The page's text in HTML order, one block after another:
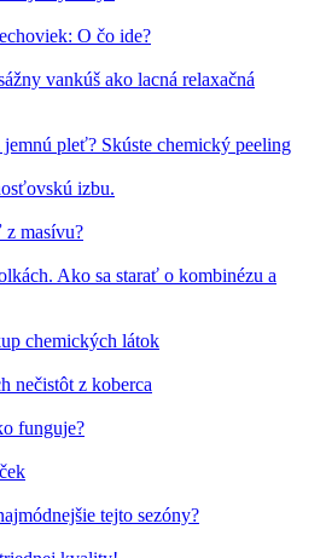
O čo ide?
vankúš ako lacná relaxačná
pleť? Skúste chemický peeling
izbu.
masívu?
Ako sa starať o kombinézu a
chemických látok
nečistôt z koberca
funguje?
tejto sezóny?